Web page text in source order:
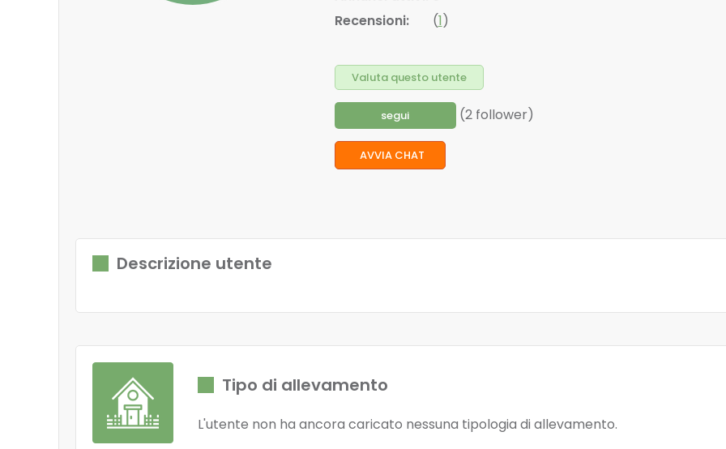
Recensioni:
(1)
Valuta questo utente
segui (2 follower)
AVVIA CHAT
Descrizione utente
Tipo di allevamento
L'utente non ha ancora caricato nessuna tipologia di allevamento.